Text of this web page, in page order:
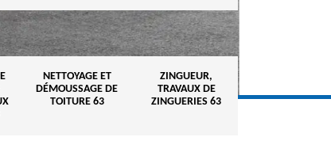
NETTOYAGE ET
DÉMOUSSAGE DE
TOITURE 63
ZINGUEUR,
TRAVAUX DE
ZINGUERIES 63